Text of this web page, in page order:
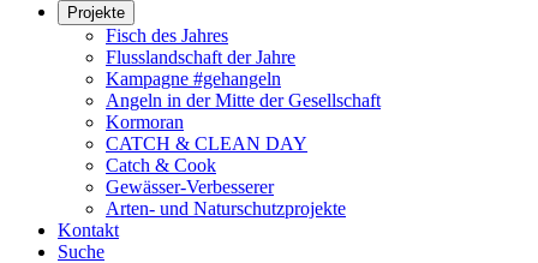
Projekte
Fisch des Jahres
Flusslandschaft der Jahre
Kampagne #gehangeln
Angeln in der Mitte der Gesellschaft
Kormoran
CATCH & CLEAN DAY
Catch & Cook
Gewässer-Verbesserer
Arten- und Naturschutzprojekte
Kontakt
Suche